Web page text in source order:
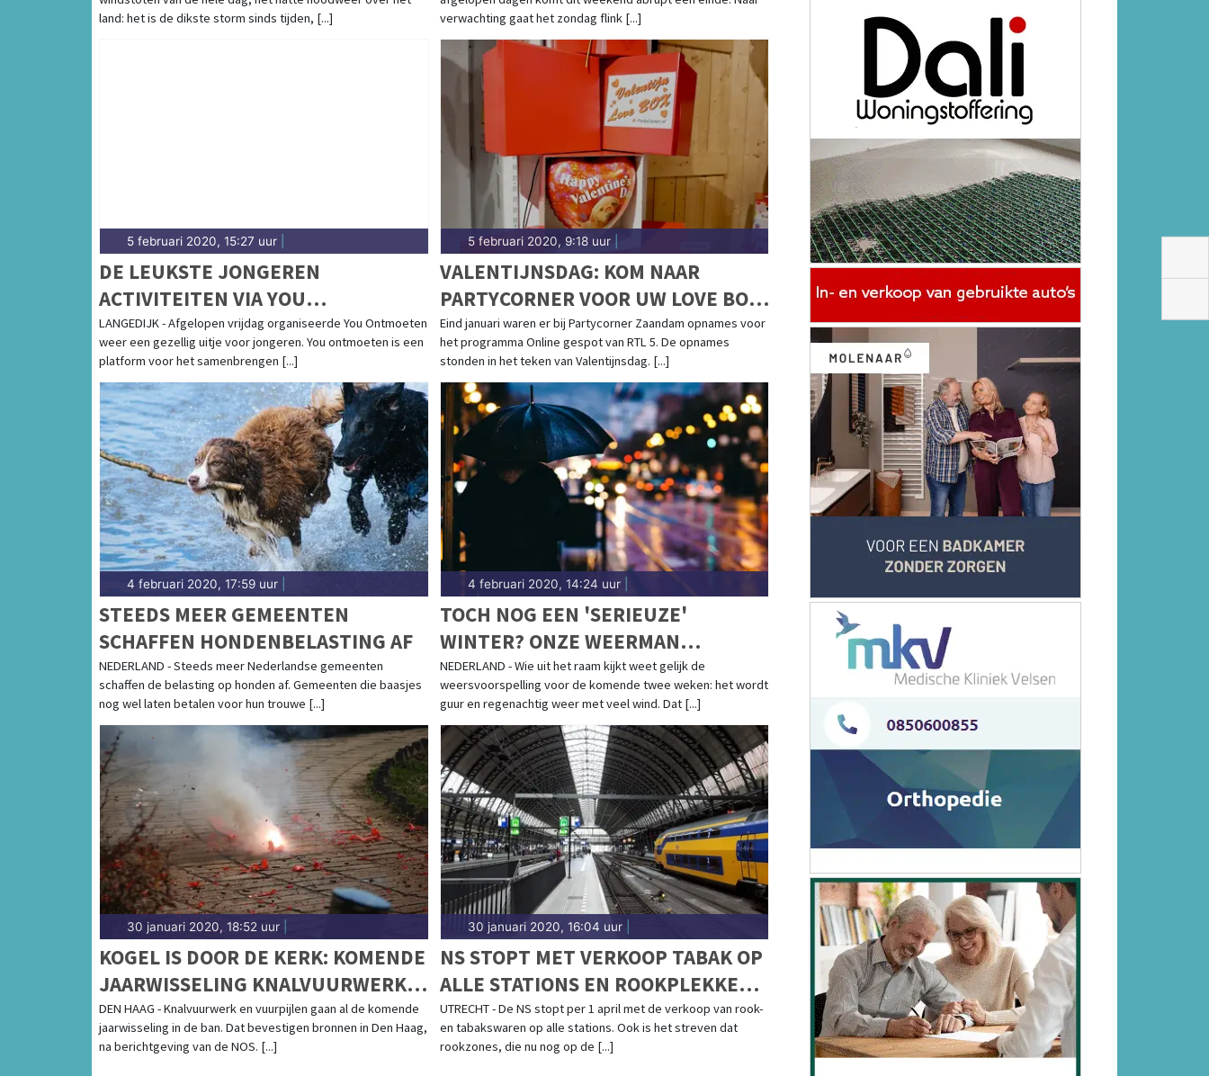
land: het is de dikste storm sinds tijden, [...]
verwachting gaat het zondag flink [...]
5 februari 2020, 15:27 uur
DE LEUKSTE JONGEREN
ACTIVITEITEN VIA YOU
ONTMOETEN
LANGEDIJK - Afgelopen vrijdag organiseerde You Ontmoeten
weer een gezellig uitje voor jongeren. You ontmoeten is een
platform voor het samenbrengen [...]
5 februari 2020, 9:18 uur|
VALENTIJNSDAG: KOM NAAR
PARTYCORNER VOOR UW LOVE BOX
(VIDEO)
Eind januari waren er bij Partycorner Zaandam opnames voor
het programma Online gespot van RTL 5. De opnames
stonden in het teken van Valentijnsdag. [...]
4 februari 2020, 17:59 uur
STEEDS MEER GEMEENTEN
SCHAFFEN HONDENBELASTING AF
NEDERLAND - Steeds meer Nederlandse gemeenten
schaffen de belasting op honden af. Gemeenten die baasjes
nog wel laten betalen voor hun trouwe [...]
4 februari 2020, 14:24 uur|
TOCH NOG EEN 'SERIEUZE'
WINTER? ONZE WEERMAN
VERWACHT VAN NIET
NEDERLAND - Wie uit het raam kijkt weet gelijk de
weersvoorspelling voor de komende twee weken: het wordt
guur en regenachtig weer met veel wind. Dat [...]
30 januari 2020, 18:52 uur
KOGEL IS DOOR DE KERK: KOMENDE
JAARWISSELING KNALVUURWERK
EN VUURPIJLEN VERBODEN
DEN HAAG - Knalvuurwerk en vuurpijlen gaan al de komende
jaarwisseling in de ban. Dat bevestigen bronnen in Den Haag,
na berichtgeving van de NOS. [...]
30 januari 2020, 16:04 uur|
NS STOPT MET VERKOOP TABAK OP
ALLE STATIONS EN ROOKPLEKKEN
VERDWIJNEN
UTRECHT - De NS stopt per 1 april met de verkoop van rook-
en tabakswaren op alle stations. Ook is het streven dat
rookzones, die nu nog op de [...]